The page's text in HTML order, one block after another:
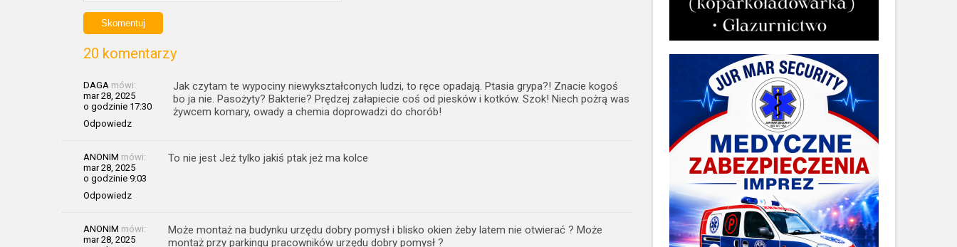
20 komentarzy
DAGA mówi:
mar 28, 2025
o godzinie 17:30
Odpowiedz
Jak czytam te wypociny niewykształconych ludzi, to ręce opadają. Ptasia grypa?! Znacie kogoś
bo ja nie. Pasożyty? Bakterie? Prędzej załapiecie coś od piesków i kotków. Szok! Niech pożrą was
żywcem komary, owady a chemia doprowadzi do chorób!
ANONIM mówi:
mar 28, 2025
o godzinie 9:03
Odpowiedz
To nie jest Jeż tylko jakiś ptak jeż ma kolce
ANONIM mówi:
mar 28, 2025
Może montaż na budynku urzędu dobry pomysł i blisko okien żeby latem nie otwierać ? Może
montaż przy parkingu pracowników urzędu dobry pomysł ?